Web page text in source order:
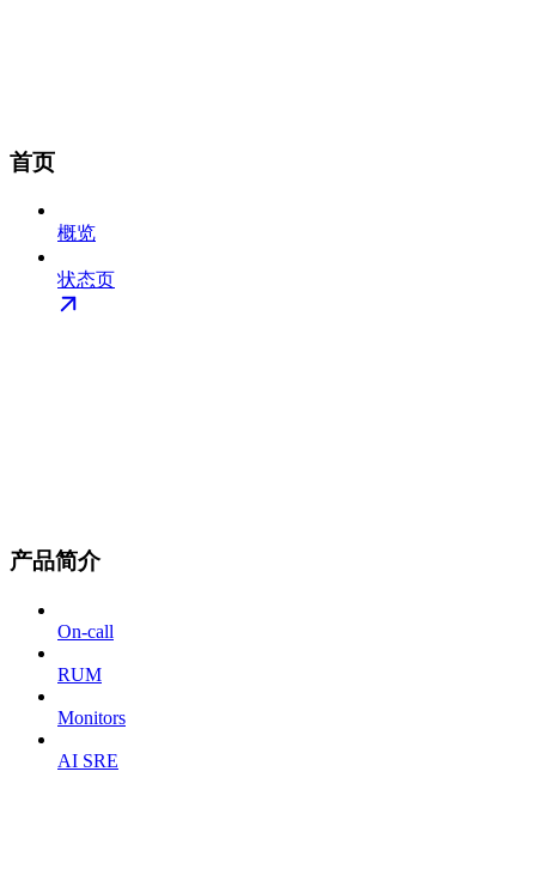
首页
概览
状态页
产品简介
On-call
RUM
Monitors
AI SRE